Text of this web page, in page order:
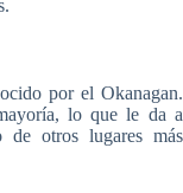
por el Okanagan.
lo que le da a
de otros lugares más